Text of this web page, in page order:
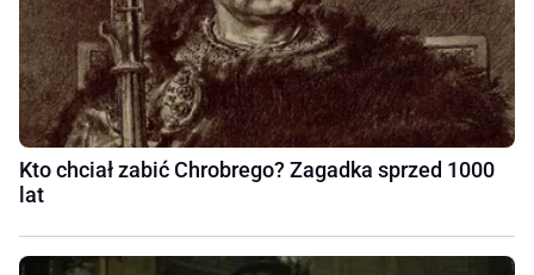
Kto chciał zabić Chrobrego? Zagadka sprzed 1000
lat